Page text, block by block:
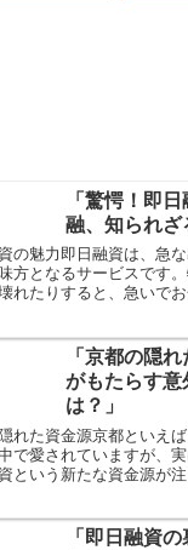
「驚愕！即
融、知られざ
の魅力即日融資は、急
方となるサービスです
れたりすると、急いで
「京都の隠
がもたらす意
は？」
れた資金源京都といえ
で愛されていますが、
という新たな資金源が
「即日融資